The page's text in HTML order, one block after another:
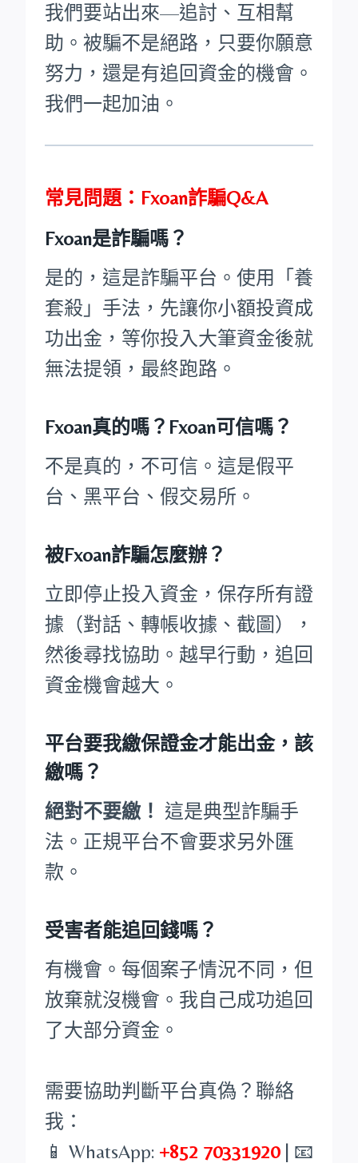
我們要站出來—追討、互相幫
助。被騙不是絕路，只要你願意
努力，還是有追回資金的機會。
我們一起加油。
常見問題：Fxoan詐騙Q&A
Fxoan是詐騙嗎？
是的，這是詐騙平台。使用「養
套殺」手法，先讓你小額投資成
功出金，等你投入大筆資金後就
無法提領，最終跑路。
Fxoan真的嗎？Fxoan可信嗎？
不是真的，不可信。這是假平
台、黑平台、假交易所。
被Fxoan詐騙怎麼辦？
立即停止投入資金，保存所有證
據（對話、轉帳收據、截圖），
然後尋找協助。越早行動，追回
資金機會越大。
平台要我繳保證金才能出金，該
繳嗎？
絕對不要繳！ 這是典型詐騙手
法。正規平台不會要求另外匯
款。
受害者能追回錢嗎？
有機會。每個案子情況不同，但
放棄就沒機會。我自己成功追回
了大部分資金。
需要協助判斷平台真偽？聯絡
我：
📱 WhatsApp: +852 70331920| 📧